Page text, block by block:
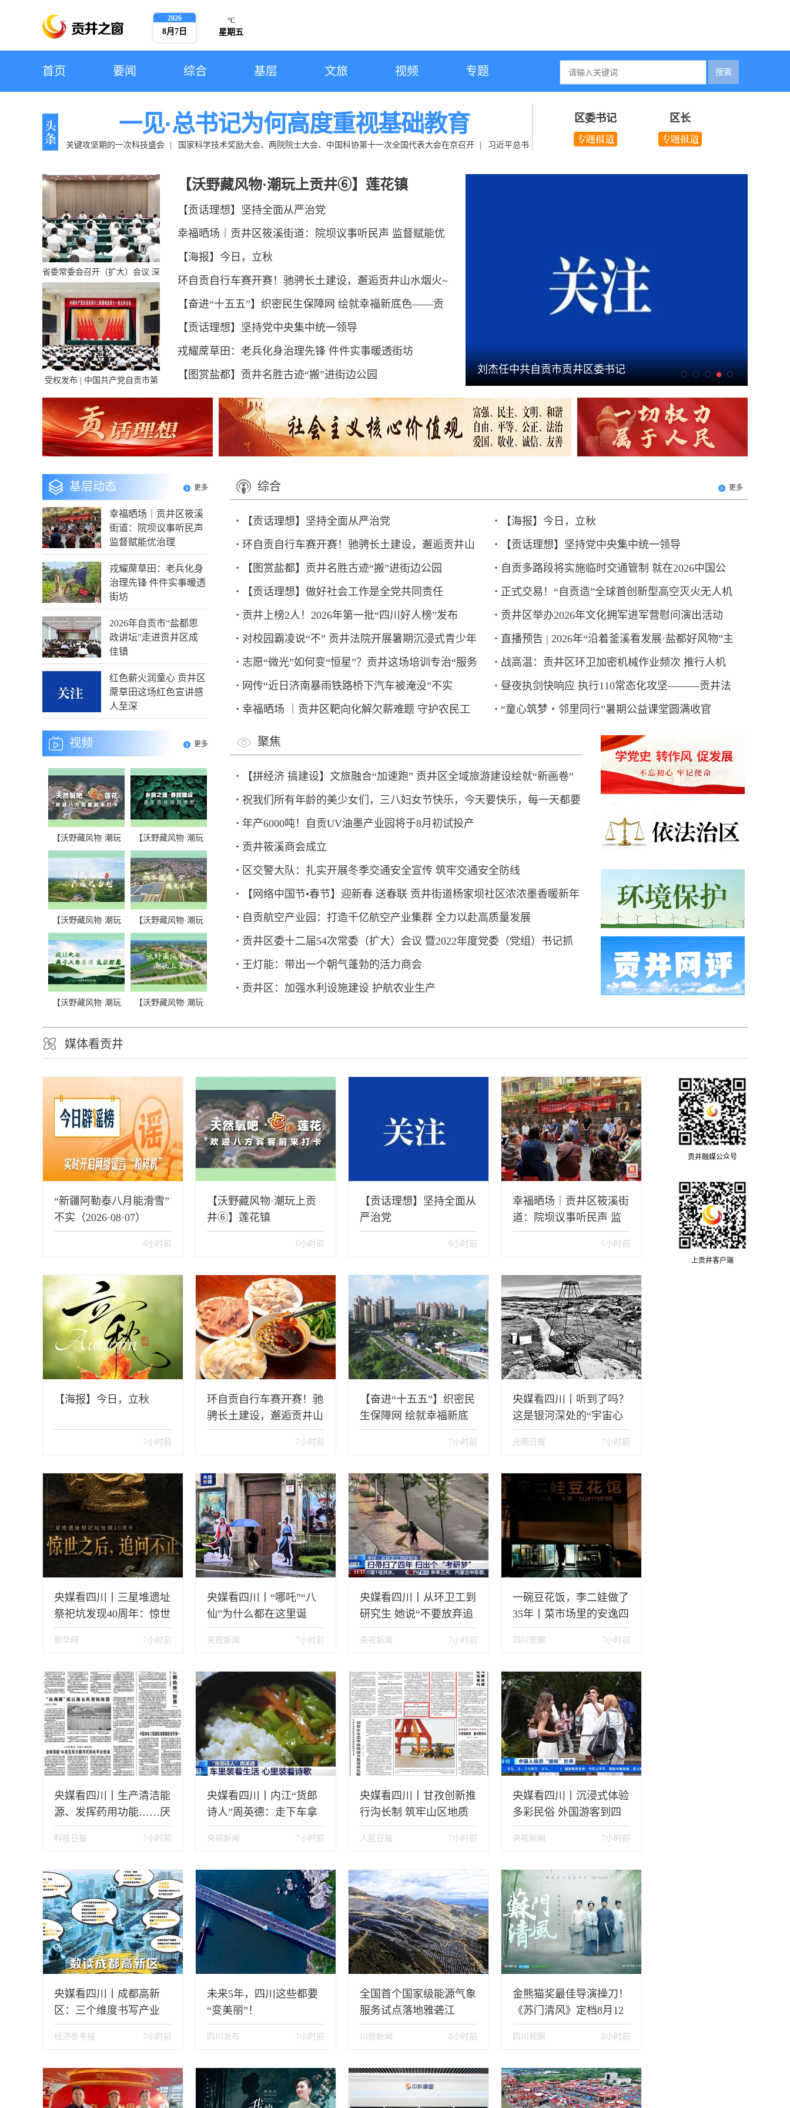
2026
8月7日
°C
星期五
首页 要闻 综合 基层 文旅 视频 专题 搜索
一见·总书记为何高度重视基础教育
关键攻坚期的一次科技盛会 国家科学技术奖励大会、两院院士大会、中国科协第十一次全国代表大会在京召开
习近平总书
区委书记 区长
省委常委会召开（扩大）会议 深
入学习习近平总书记来川视察和
对四川工作系列重要指示精神
受权发布 | 中国共产党自贡市第
公报
【沃野藏风物·潮玩上贡井⑥】莲花镇
【贡话理想】坚持全面从严治党
幸福晒场｜贡井区筱溪街道：院坝议事听民声 监督赋能优
治理
【海报】今日，立秋
环自贡自行车赛开赛！驰骋长土建设，邂逅贡井山水烟火~
【奋进“十五五”】织密民生保障网 绘就幸福新底色——贡
井区全维发力书写“十五五”开局温暖答卷
【贡话理想】坚持党中央集中统一领导
戎耀蓆草田：老兵化身治理先锋 件件实事暖透街坊
【图赏盐都】贡井名胜古迹“搬”进街边公园
【沃野藏风物·潮玩上贡井⑤】建设镇
人民代表大会换届选举工作 贡井区政协开展低空经济招引项目落地情况专题
视察
刘杰任中共自贡市贡井区委书记
基层动态 更多
幸福晒场｜贡井区筱溪
街道：院坝议事听民声
监督赋能优治理
戎耀蓆草田：老兵化身
治理先锋 件件实事暖透
街坊
2026年自贡市“盐都思
政讲坛”走进贡井区成
佳镇
红色薪火润童心 贡井区
蓆草田这场红色宣讲感
人至深
视频 更多
【沃野藏风物·潮玩
上贡井⑥】莲花镇
【沃野藏风物·潮玩
上贡井⑤】建设镇
【沃野藏风物·潮玩
上贡井④】五宝镇
【沃野藏风物·潮玩
上贡井③】龙潭镇
【沃野藏风物·潮玩
【沃野藏风物·潮玩
约，邂逅乡村诗意与
综合 更多
【贡话理想】坚持全面从严治党
【海报】今日，立秋
环自贡自行车赛开赛！驰骋长土建设，邂逅贡井山
水烟火~
【贡话理想】坚持党中央集中统一领导
【图赏盐都】贡井名胜古迹“搬”进街边公园
自贡多路段将实施临时交通管制 就在2026中国公
路自行车职业联赛（自贡站）赛事期间
【贡话理想】做好社会工作是全党共同责任 正式交易！“自贡造”全球首创新型高空灭火无人机
即将实际应用
贡井上榜2人！2026年第一批“四川好人榜”发布
贡井区举办2026年文化拥军进军营慰问演出活动
对校园霸凌说“不” 贡井法院开展暑期沉浸式青少年
法治实践教育
直播预告 | 2026年“沿着釜溪看发展·盐都好风物”主
题新闻发布会贡井专场
志愿“微光”如何变“恒星”？贡井这场培训专治“服务
零散病”
战高温：贡井区环卫加密机械作业频次 推行人机
协同保洁
网传“近日济南暴雨铁路桥下汽车被淹没”不实
（2026·07·28）
昼夜执剑快响应 执行110常态化攻坚———贡井法
院持续攻坚切实解决执行难
幸福晒场 ｜贡井区靶向化解欠薪难题 守护农民工
“钱袋子”
“童心筑梦・邻里同行”暑期公益课堂圆满收官
聚焦
【拼经济 搞建设】文旅融合“加速跑” 贡井区全域旅游建设绘就“新画卷”
祝我们所有年龄的美少女们，三八妇女节快乐，今天要快乐，每一天都要
快乐~
年产6000吨！自贡UV油墨产业园将于8月初试投产
贡井筱溪商会成立
区交警大队：扎实开展冬季交通安全宣传 筑牢交通安全防线
【网络中国节•春节】迎新春 送春联 贡井街道杨家坝社区浓浓墨香暖新年
自贡航空产业园：打造千亿航空产业集群 全力以赴高质量发展
贡井区委十二届54次常委（扩大）会议 暨2022年度党委（党组）书记抓
基层党建工作述职评议会议召开
王灯能：带出一个朝气蓬勃的活力商会
贡井区：加强水利设施建设 护航农业生产
媒体看贡井
贡井融媒公众号
上贡井客户端
“新疆阿勒泰八月能滑雪”
不实（2026·08·07）
4小时前
【沃野藏风物·潮玩上贡
井⑥】莲花镇
6小时前
【贡话理想】坚持全面从
严治党
6小时前
幸福晒场｜贡井区筱溪街
道：院坝议事听民声 监
督赋能优治理
6小时前
【海报】今日，立秋
7小时前
环自贡自行车赛开赛！驰
骋长土建设，邂逅贡井山
水烟火~
7小时前
【奋进“十五五”】织密民
生保障网 绘就幸福新底
色——贡井区全维发力书
写“十五五”开局温暖答卷
7小时前
央媒看四川丨听到了吗？
这是银河深处的“宇宙心
跳”！
光明日报 7小时前
央媒看四川丨三星堆遗址
祭祀坑发现40周年：惊世
之后，追问不止
新华网 7小时前
央媒看四川丨“哪吒”“八
仙”为什么都在这里诞
生？
央视新闻 7小时前
央媒看四川丨从环卫工到
研究生 她说“不要放弃追
求更好的自己”
央视新闻 7小时前
一碗豆花饭，李二娃做了
35年丨菜市场里的安逸四
川
四川观察 7小时前
央媒看四川丨生产清洁能
源、发挥药用功能……厌
氧微生物释放“大能量”
科技日报 7小时前
央媒看四川丨内江“货郎
诗人”周英德：走下车拿
起笔 他把平凡生活过成
诗
央视新闻 7小时前
央媒看四川丨甘孜创新推
行沟长制 筑牢山区地质
灾害防控防线
人民日报 7小时前
央媒看四川丨沉浸式体验
多彩民俗 外国游客到四
川感受“清凉一夏”
央视新闻 7小时前
央媒看四川丨成都高新
区：三个维度书写产业
“进化论”
经济参考报 7小时前
未来5年，四川这些都要
“变美丽”！
四川发布 7小时前
全国首个国家级能源气象
服务试点落地雅砻江
川观新闻 8小时前
金熊猫奖最佳导演操刀！
《苏门清风》定档8月12
日，四川卫视、四川观
察、爱奇艺同步上线
四川观察 8小时前